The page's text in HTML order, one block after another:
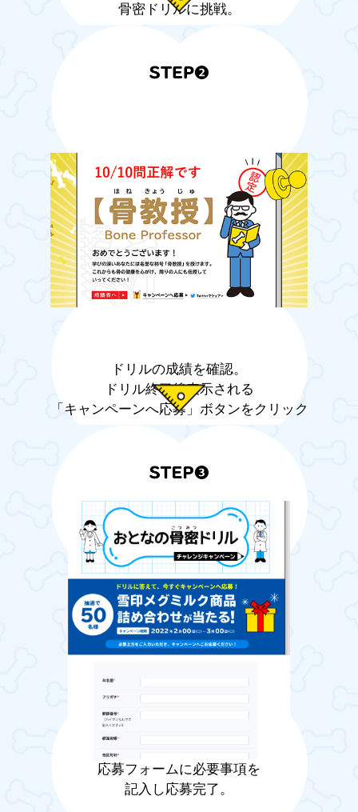
骨密ドリルに挑戦。
ドリルの成績を確認。
ドリル終了後表示される
「キャンペーンへ応募」ボタンをクリック
応募フォームに必要事項を
記入し応募完了。